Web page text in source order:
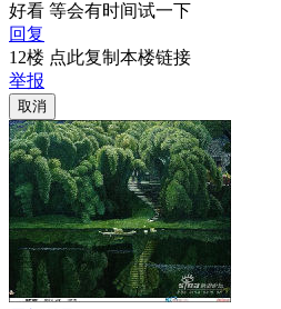
好看 等会有时间试一下
回复
12楼 点此复制本楼链接
举报
取消